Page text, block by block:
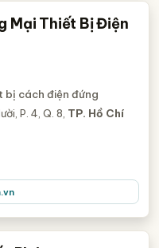
Mại Thiết Bị Điện
bị cách điện đứng
P. 4, Q. 8, TP. Hồ Chí